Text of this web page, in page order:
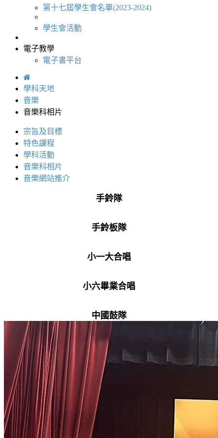
第十七屆學生會名單(2023-2024)
學生會活動
電子教學
電子書平台
學科天地
音樂
音樂科相片
宗旨及目標
特色課程
學科活動
音樂科相片
音樂網站推介
手鈴隊
手鈴板隊
小一大合唱
小六畢業合唱
中國鼓隊